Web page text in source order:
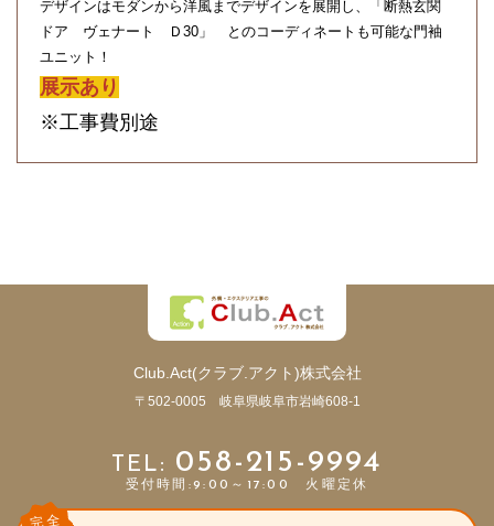
デザインはモダンから洋風までデザインを展開し、「断熱玄関
ドア ヴェナート Ｄ30」 とのコーディネートも可能な門袖
ユニット！
展示あり
※工事費別途
Club.Act(クラブ.アクト)株式会社
〒502-0005 岐阜県岐阜市岩崎608-1
058-215-9994
受付時間:9:00～17:00 火曜定休
完全